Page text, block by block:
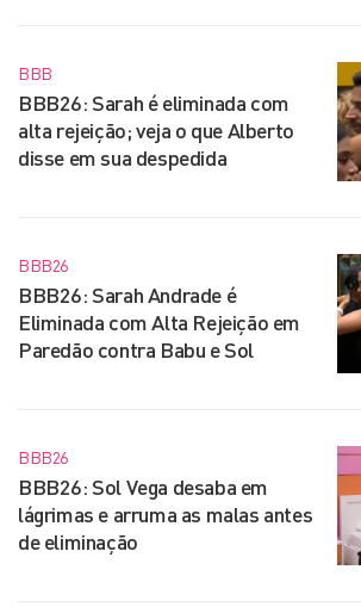
BBB
BBB26: Sarah é eliminada com
alta rejeição; veja o que Alberto
disse em sua despedida
BBB26
BBB26: Sarah Andrade é
Eliminada com Alta Rejeição em
Paredão contra Babu e Sol
BBB26
BBB26: Sol Vega desaba em
lágrimas e arruma as malas antes
de eliminação